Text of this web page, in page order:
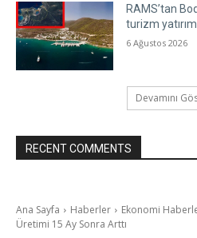
RAMS’tan
turizm
6 Ağustos 2026
Devamını
RECENT COMMENTS